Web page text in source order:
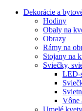
Dekorácie a
Hodiny
Obaly na
Obrazy
Rámy na
Stojany na
Sviečky,
LED-
Vône
Umelé kvety